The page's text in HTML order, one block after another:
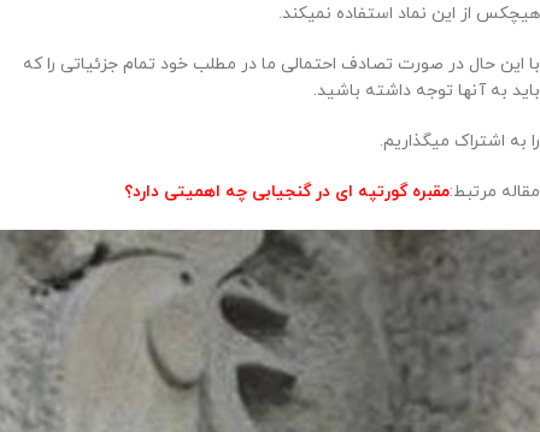
هیچکس از این نماد استفاده نمیکند.
با این حال در صورت تصادف احتمالی ما در مطلب خود تمام جزئیاتی را که
باید به آنها توجه داشته باشید.
را به اشتراک میگذاریم.
مقاله مرتبط:مقبره گورتپه ای در گنجیابی چه اهمیتی دارد؟